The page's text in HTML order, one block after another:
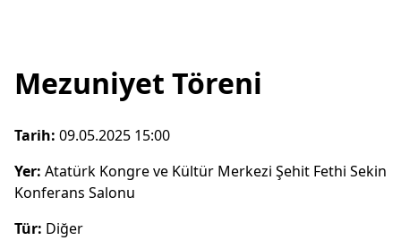
Mezuniyet Töreni
Tarih: 09.05.2025 15:00
Yer: Atatürk Kongre ve Kültür Merkezi Şehit Fethi Sekin
Konferans Salonu
Tür: Diğer